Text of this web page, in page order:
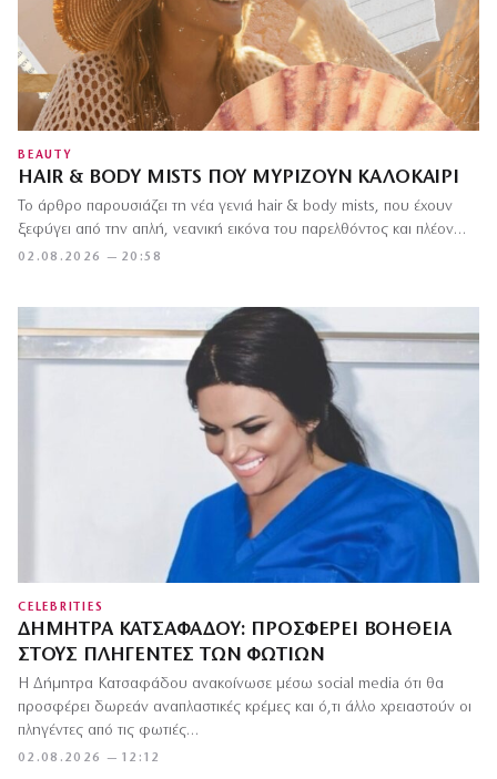
BEAUTY
HAIR & BODY MISTS ΠΟΥ ΜΥΡΊΖΟΥΝ ΚΑΛΟΚΑΊΡΙ
02.08.2026 — 20:58
Το άρθρο παρουσιάζει τη νέα γενιά hair & body mists, που έχουν
ξεφύγει από την απλή, νεανική εικόνα του παρελθόντος και πλέον…
CELEBRITIES
ΔΉΜΗΤΡΑ ΚΑΤΣΑΦΆΔΟΥ: ΠΡΟΣΦΈΡΕΙ ΒΟΉΘΕΙΑ
ΣΤΟΥΣ ΠΛΗΓΈΝΤΕΣ ΤΩΝ ΦΩΤΙΏΝ
02.08.2026 — 12:12
Η Δήμητρα Κατσαφάδου ανακοίνωσε μέσω social media ότι θα
προσφέρει δωρεάν αναπλαστικές κρέμες και ό,τι άλλο χρειαστούν οι
πληγέντες από τις φωτιές…